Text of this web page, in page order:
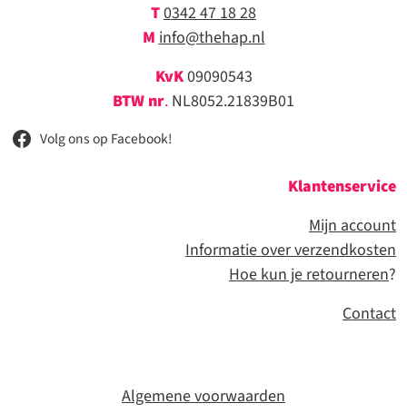
T0342 47 18 28
M info@thehap.nl
KvK09090543
BTW nr. NL8052.21839B01
Volg ons op Facebook!
Klantenservice
Mijn account
Informatie over verzendkosten
Hoe kun je retourneren?
Contact
Algemene voorwaarden